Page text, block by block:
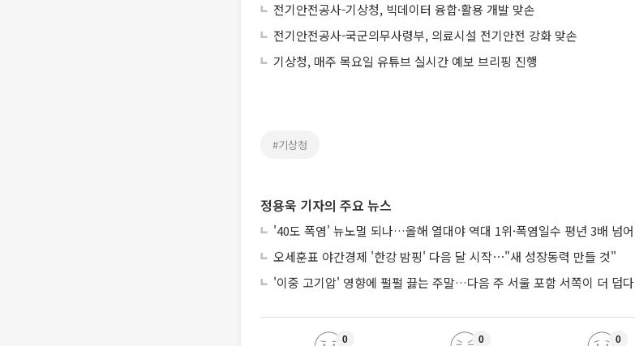
전기안전공사-기상청, 빅데이터 융합·활용 개발 맞손
전기안전공사-국군의무사령부, 의료시설 전기안전 강화 맞손
기상청, 매주 목요일 유튜브 실시간 예보 브리핑 진행
#기상청
정용욱 기자의 주요 뉴스
'40도 폭염' 뉴노멀 되나…올해 열대야 역대 1위·폭염일수 평년 3배 넘어
오세훈표 야간경제 '한강 밤핑' 다음 달 시작⋯"새 성장동력 만들 것"
'이중 고기압' 영향에 펄펄 끓는 주말…다음 주 서울 포함 서쪽이 더 덥다
0 0 0